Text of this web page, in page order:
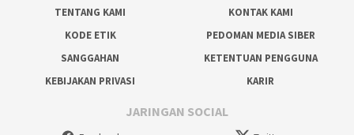
TENTANG KAMI
KONTAK KAMI
KODE ETIK
PEDOMAN MEDIA SIBER
SANGGAHAN
KETENTUAN PENGGUNA
KEBIJAKAN PRIVASI
KARIR
JARINGAN SOCIAL